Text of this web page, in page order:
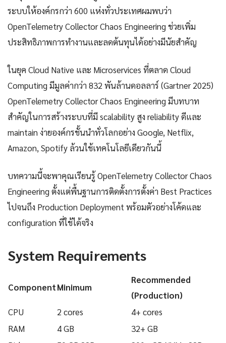
ระบบให้องค์กรกว่า 600 แห่งทั่วประเทศผมพบว่า
OpenTelemetry Collector Chaos Engineering ช่วยเพิ่ม
ประสิทธิภาพการทำงานและลดต้นทุนได้อย่างมีนัยสำคัญ
ในยุค Cloud Native และ Microservices ที่ตลาด Cloud
Computing มีมูลค่ากว่า 832 พันล้านดอลลาร์ (Gartner 2025)
OpenTelemetry Collector Chaos Engineering มีบทบาท
สำคัญในการสร้างระบบที่มี scalability สูง reliability ดีและ
maintain ง่ายองค์กรชั้นนำทั่วโลกอย่าง Google, Netflix,
Amazon, Spotify ล้วนใช้เทคโนโลยีเดียวกันนี้
บทความนี้จะพาคุณเรียนรู้ OpenTelemetry Collector Chaos
Engineering ตั้งแต่พื้นฐานการติดตั้งการตั้งค่า Best Practices
ไปจนถึง Production Deployment พร้อมตัวอย่างโค้ดและ
configuration ที่ใช้ได้จริง
System Requirements
ComponentMinimum
Recommended
(Production)
CPU
2 cores
4+ cores
RAM
4 GB
32+ GB